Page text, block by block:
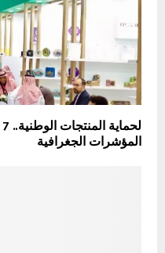
المؤشرات الجغرافية